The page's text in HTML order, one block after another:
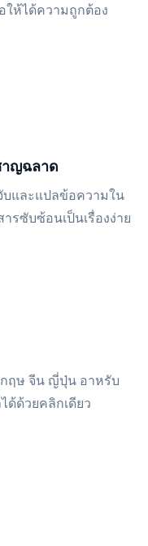
ให้ได้ความถูกต้อง
ญฉลาด
บและแปลข้อความใน
รซับซ้อนเป็นเรื่องง่าย
ฤษ จีน ญี่ปุ่น อาหรับ
ด้ด้วยคลิกเดียว